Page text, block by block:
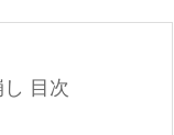
前へ
目次